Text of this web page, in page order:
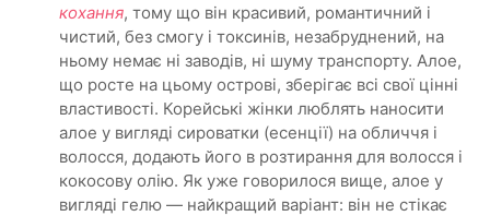
кохання, тому що він красивий, романтичний і
чистий, без смогу і токсинів, незабруднений, на
ньому немає ні заводів, ні шуму транспорту. Алое,
що росте на цьому острові, зберігає всі свої цінні
властивості. Корейські жінки люблять наносити
алое у вигляді сироватки (есенції) на обличчя і
волосся, додають його в розтирання для волосся і
кокосову олію. Як уже говорилося вище, алое у
вигляді гелю — найкращий варіант: він не стікає